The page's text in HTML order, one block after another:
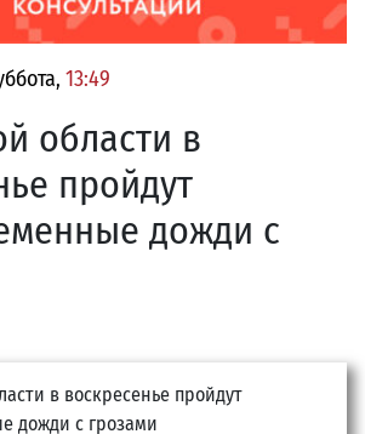
13:49
области в
пройдут
дожди с